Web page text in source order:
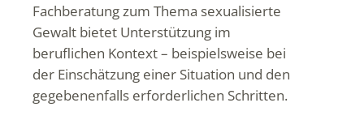
Fachberatung zum Thema sexualisierte
Gewalt bietet Unterstützung im
beruflichen Kontext – beispielsweise bei
der Einschätzung einer Situation und den
gegebenenfalls erforderlichen Schritten.